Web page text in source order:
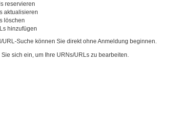
reservieren
aktualisieren
löschen
hinzufügen
URL-Suche können Sie direkt ohne Anmeldung beginnen.
Sie sich ein, um Ihre URNs/URLs zu bearbeiten.